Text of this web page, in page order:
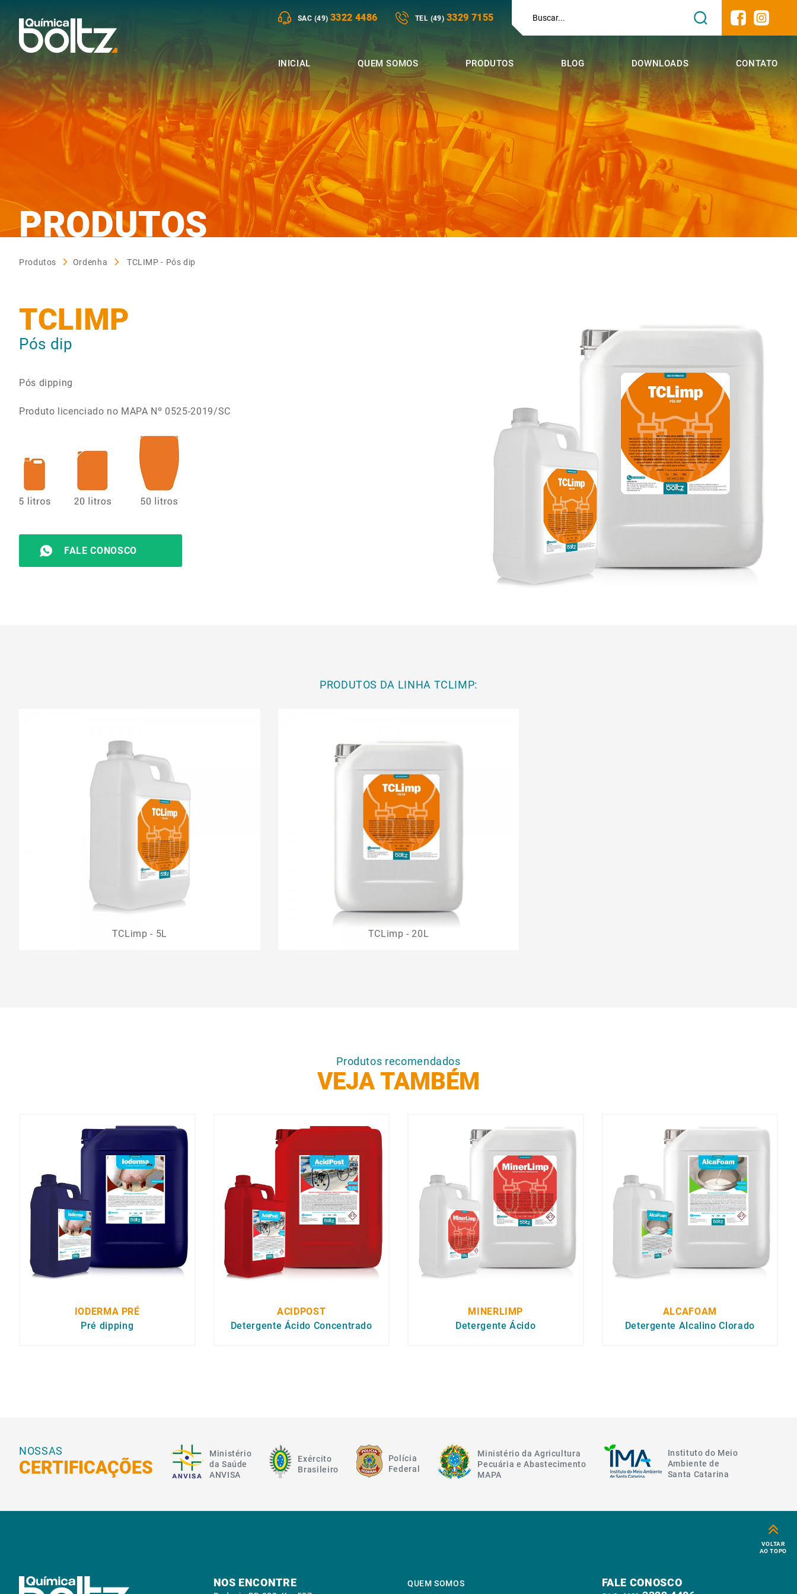
SAC (49) 3322 4486 TEL (49) 3329 7155
INICIAL QUEM SOMOS PRODUTOS BLOG DOWNLOADS CONTATO
PRODUTOS
Produtos Ordenha TCLIMP - Pós dip
TCLIMP
Pós dip
Pós dipping
Produto licenciado no MAPA Nº 0525-2019/SC
FALE CONOSCO
PRODUTOS DA LINHA TCLIMP:
TCLimp - 5L TCLimp - 20L
Produtos recomendados
VEJA TAMBÉM
IODERMA PRÉ
Pré dipping
ACIDPOST
Detergente Ácido Concentrado
MINERLIMP
Detergente Ácido
ALCAFOAM
Detergente Alcalino Clorado
NOSSAS
CERTIFICAÇÕES
Ministério
da Saúde
ANVISA
Exército
Brasileiro
Polícia
Federal
Ministério da Agricultura
Pecuária e Abastecimento
MAPA
Instituto do Meio
Ambiente de
Santa Catarina
NOS ENCONTRE
QUEM SOMOS
FALE CONOSCO
VOLTAR
AO TOPO